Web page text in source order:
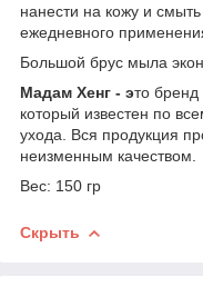
нанести на кожу и
ежедневного
Большой брус мыла
Мадам Хенг - это бренд
который известен по
ухода. Вся продукция
неизменным качеством.
Вес: 150 гр
Скрыть